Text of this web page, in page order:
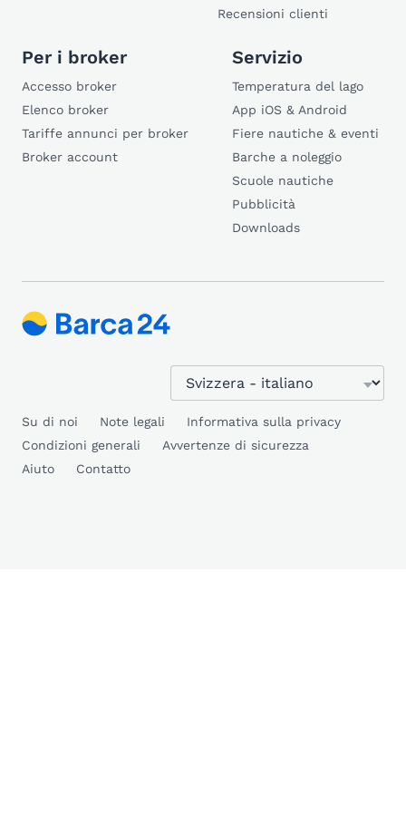
Recensioni clienti
Per i broker
Accesso broker
Elenco broker
Tariffe annunci per broker
Broker account
Servizio
Temperatura del lago
App iOS & Android
Fiere nautiche & eventi
Barche a noleggio
Scuole nautiche
Pubblicità
Downloads
Su di noi Note legali
Informativa sulla privacy
Condizioni generali
Avvertenze di sicurezza
Aiuto
Contatto